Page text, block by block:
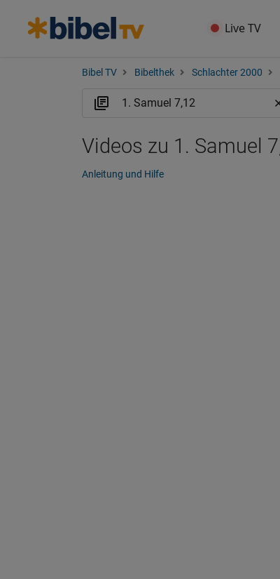
Live TV
Bibel TV Bibelthek Schlachter 2000
Videos zu 1. Samuel
Anleitung und Hilfe